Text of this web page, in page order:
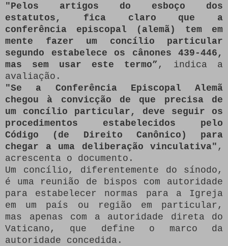
"Pelos artigos do esboço dos
estatutos, fica claro que a
conferência episcopal (alemã) tem em
mente fazer um concílio particular
segundo estabelece os cânones 439-446,
mas sem usar este termo” , indica a
avaliação.
"Se a Conferência Episcopal Alemã
chegou à convicção de que precisa de
um concílio particular, deve seguir os
procedimentos estabelecidos pelo
Código (de Direito Canônico) para
chegar a uma deliberação vinculativa" ,
acrescenta o documento.
Um concílio, diferentemente do sínodo,
é uma reunião de bispos com autoridade
para estabelecer normas para a Igreja
em um país ou região em particular,
mas apenas com a autoridade direta do
Vaticano, que define o marco da
autoridade concedida.